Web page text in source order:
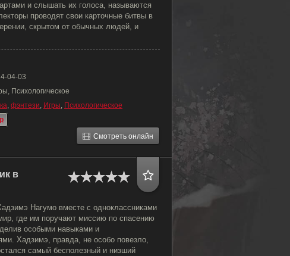
и слышать их голоса, называются
проводят свои карточные битвы в
скрытом от обычных людей, и
04-03
Психологическое
, фэнтези, Игры, Психологическое
Смотреть онлайн
в
Нагумо вместе с одноклассниками
где им поручают миссию по спасению
особыми навыками и
Хадзимэ, правда, не особо повезло,
самый бесполезный и низший